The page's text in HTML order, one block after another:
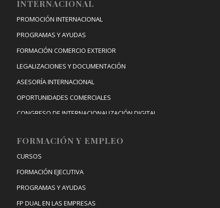
INTERNACIONAL
PROMOCIÓN INTERNACIONAL
PROGRAMAS Y AYUDAS
FORMACIÓN COMERCIO EXTERIOR
LEGALIZACIONES Y DOCUMENTACIÓN
ASESORÍA INTERNACIONAL
OPORTUNIDADES COMERCIALES
CONGRESO DE INTERNACIONALIZACIÓN DIGITAL
FORMACIÓN Y EMPLEO
CURSOS
FORMACIÓN EJECUTIVA
PROGRAMAS Y AYUDAS
FP DUAL EN LAS EMPRESAS